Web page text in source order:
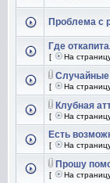
Проблема с
Где
[ На
Случайные
[ На
Клубная
[ На
Есть
[ На
Прошу
[ На